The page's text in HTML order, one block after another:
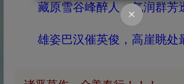
藏原雪谷峰醉人，气润群芳
雄姿巴汉催英俊，高崖眺处